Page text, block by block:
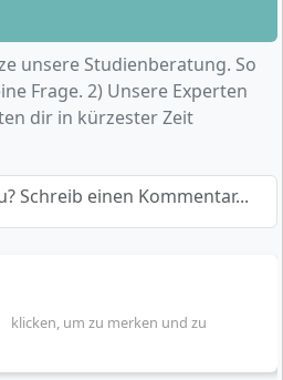
unsere Studienberatung. So
Frage. 2) Unsere Experten
dir in kürzester Zeit
Schreib einen Kommentar...
klicken, um zu merken und zu